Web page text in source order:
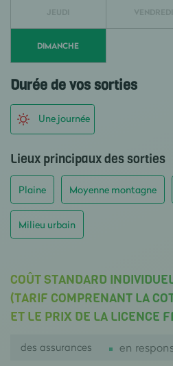
JEUDI VENDREDI
DIMANCHE
Durée de vos sorties
Une journée
Lieux principaux des sorties
Plaine Moyenne montagne
Milieu urbain
COÛT STANDARD
(TARIF COMPRENANT LA
ET LE PRIX DE LA LICENCE
des assurances en